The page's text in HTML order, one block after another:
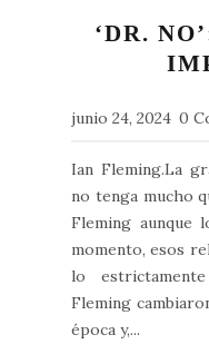
‘DR.
junio 24, 2024 0
Ian Fleming.La
no tenga mucho
Fleming aunque
momento, esos
lo
Fleming
época y,...